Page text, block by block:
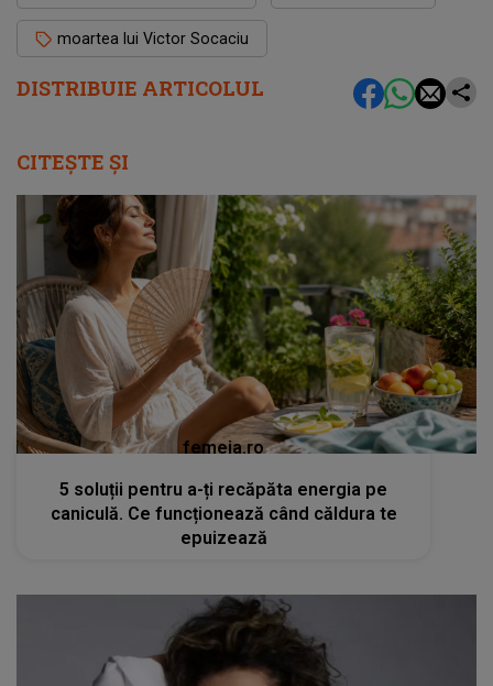
DISTRIBUIE ARTICOLUL
moartea lui Victor Socaciu
CITEȘTE ȘI
femeia.ro
5 soluții pentru a-ți recăpăta energia pe
caniculă. Ce funcționează când căldura te
epuizează